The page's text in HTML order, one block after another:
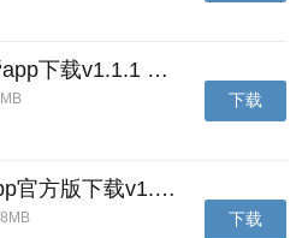
粤语翻译帮app下载v1.1.1 安卓版
下载
人生笔记app官方版下载v1.19.4 安卓版
下载